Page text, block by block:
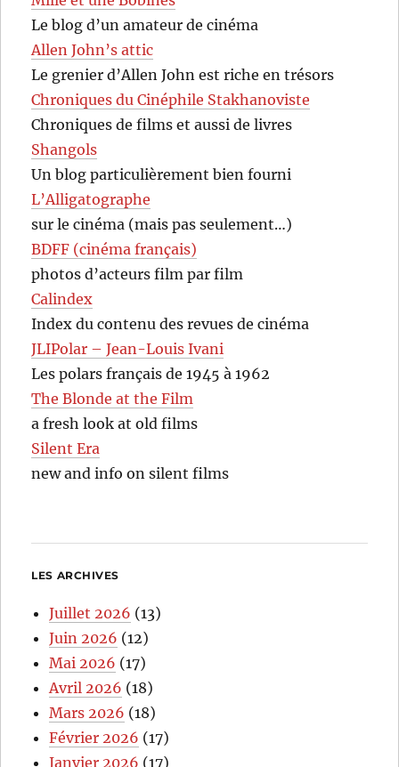
Le blog d’un amateur de cinéma
Allen John’s attic
Le grenier d’Allen John est riche en trésors
Chroniques du Cinéphile Stakhanoviste
Chroniques de films et aussi de livres
Shangols
Un blog particulièrement bien fourni
L’Alligatographe
sur le cinéma (mais pas seulement…)
BDFF (cinéma français)
photos d’acteurs film par film
Calindex
Index du contenu des revues de cinéma
JLIPolar – Jean-Louis Ivani
Les polars français de 1945 à 1962
The Blonde at the Film
a fresh look at old films
Silent Era
new and info on silent films
LES ARCHIVES
Juillet 2026 (13)
Juin 2026 (12)
Mai 2026 (17)
Avril 2026 (18)
Mars 2026 (18)
Février 2026 (17)
Janvier 2026 (17)